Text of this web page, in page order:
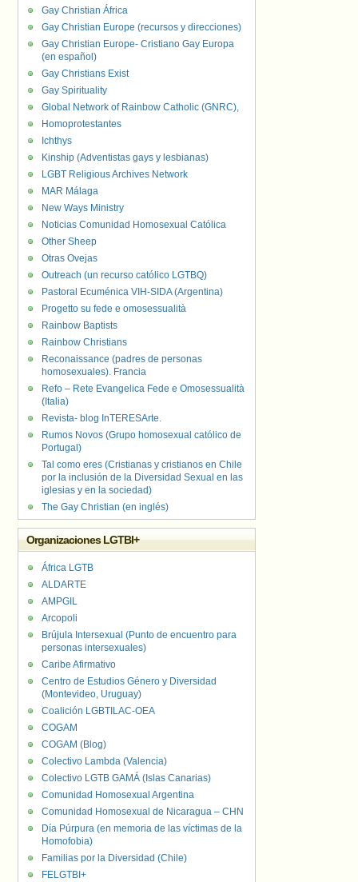
Gay Christian África
Gay Christian Europe (recursos y direcciones)
Gay Christian Europe- Cristiano Gay Europa
(en español)
Gay Christians Exist
Gay Spirituality
Global Network of Rainbow Catholic (GNRC),
Homoprotestantes
Ichthys
Kinship (Adventistas gays y lesbianas)
LGBT Religious Archives Network
MAR Málaga
New Ways Ministry
Noticias Comunidad Homosexual Católica
Other Sheep
Otras Ovejas
Outreach (un recurso católico LGTBQ)
Pastoral Ecuménica VIH-SIDA (Argentina)
Progetto su fede e omosessualità
Rainbow Baptists
Rainbow Christians
Reconaissance (padres de personas
homosexuales). Francia
Refo – Rete Evangelica Fede e Omosessualità
(Italia)
Revista- blog InTERESArte.
Rumos Novos (Grupo homosexual católico de
Portugal)
Tal como eres (Cristianas y cristianos en Chile
por la inclusión de la Diversidad Sexual en las
iglesias y en la sociedad)
The Gay Christian (en inglés)
Organizaciones LGTBI+
África LGTB
ALDARTE
AMPGIL
Arcopoli
Brújula Intersexual (Punto de encuentro para
personas intersexuales)
Caribe Afirmativo
Centro de Estudios Género y Diversidad
(Montevideo, Uruguay)
Coalición LGBTILAC-OEA
COGAM
COGAM (Blog)
Colectivo Lambda (Valencia)
Colectivo LGTB GAMÁ (Islas Canarias)
Comunidad Homosexual Argentina
Comunidad Homosexual de Nicaragua – CHN
Día Púrpura (en memoria de las víctimas de la
Homofobia)
Familias por la Diversidad (Chile)
FELGTBI+